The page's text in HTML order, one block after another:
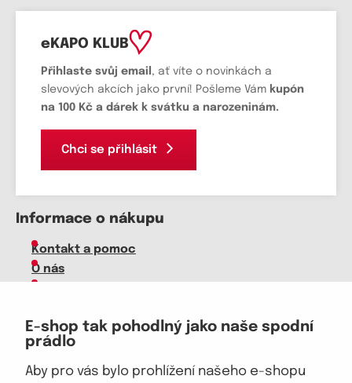
E-shop tak pohodlný jako naše spodní
prádlo
Aby pro vás bylo prohlížení našeho e-shopu
eKAPO KLUB
Přihlaste svůj email , ať víte o novinkách a
slevových akcích jako první! Pošleme Vám kupón
na 100 Kč a dárek k svátku a narozeninám.
Chci se přihlásit
Informace o nákupu
Kontakt a pomoc
O nás
Velkoobchod
Vrácení zboží, reklamace
Obchodní podmínky